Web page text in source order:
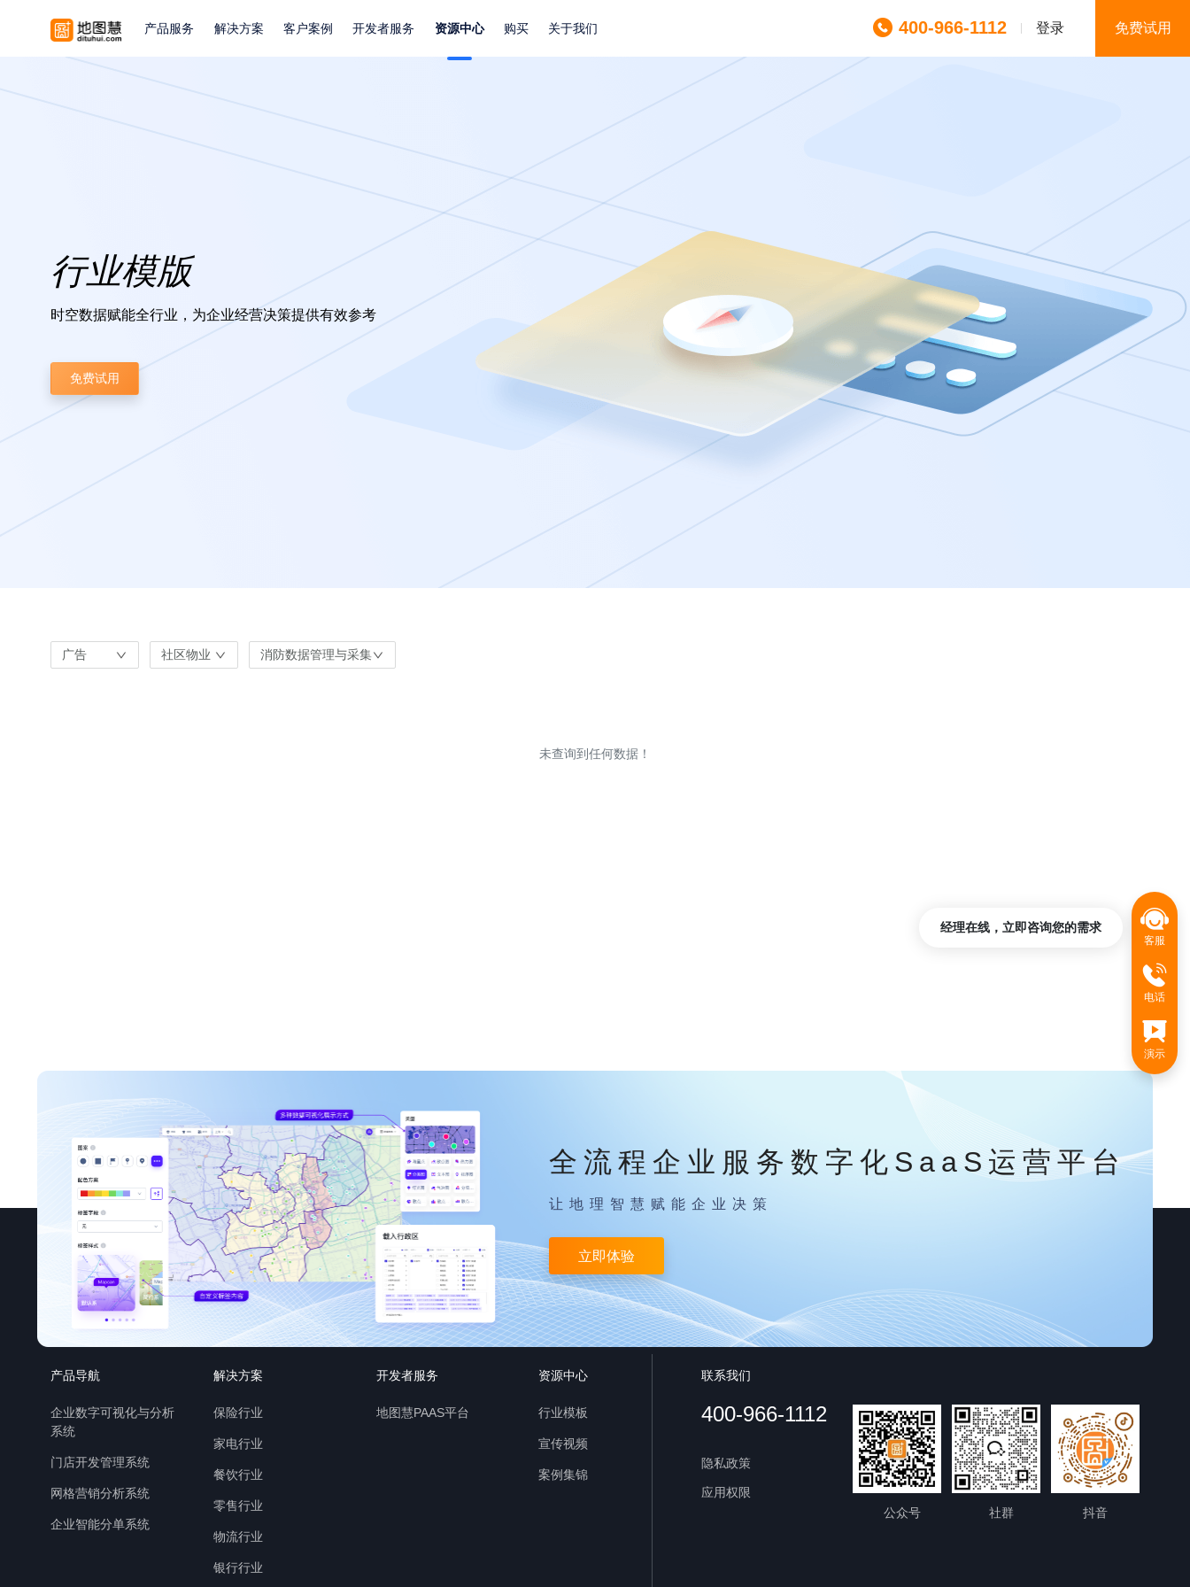
产品服务 解决方案 客户案例 开发者服务 资源中心 购买 关于我们 400-966-1112 登录 免费试用
行业模版
时空数据赋能全行业，为企业经营决策提供有效参考
免费试用
广告 社区物业 消防数据管理与采集
未查询到任何数据！
全流程企业服务数字化SaaS运营平台
让地理智慧赋能企业决策
立即体验
产品导航
企业数字可视化与分析
系统
门店开发管理系统
网格营销分析系统
企业智能分单系统
解决方案
保险行业
家电行业
餐饮行业
零售行业
物流行业
银行行业
开发者服务
地图慧PAAS平台
资源中心
行业模板
宣传视频
案例集锦
联系我们
400-966-1112
隐私政策
应用权限
公众号
社群 抖音
客服
电话
演示
经理在线，立即咨询您的需求